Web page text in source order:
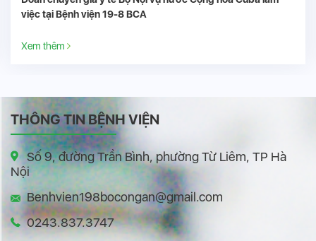
Bệnh viện 19-8 BCA
THÔNG TIN BỆNH VIỆN
Số 9, đường Trần Bình, phường Từ Liêm, TP Hà
Nội
Benhvien198bocongan@gmail.com
0243.837.3747